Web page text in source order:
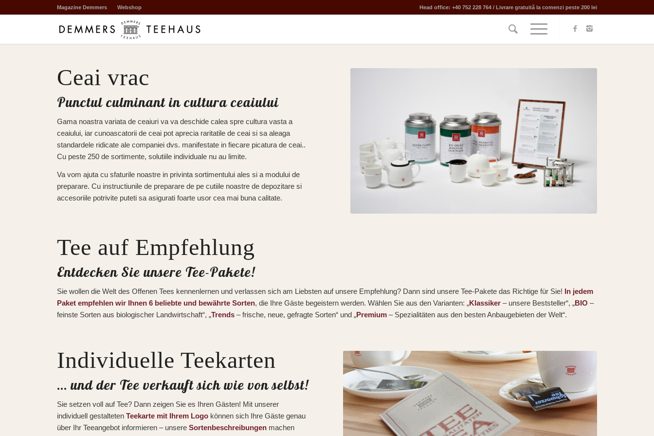
Magazine Demmers Webshop Head office: +40 752 228 764 / Livrare gratuită la comenzi peste 200 lei
Ceai vrac
Punctul culminant in cultura ceaiului
Gama noastra variata de ceaiuri va va deschide calea spre cultura vasta a
ceaiului, iar cunoascatorii de ceai pot aprecia raritatile de ceai si sa aleaga
standardele ridicate ale companiei dvs. manifestate in fiecare picatura de ceai..
Cu peste 250 de sortimente, solutiile individuale nu au limite.
Va vom ajuta cu sfaturile noastre in privinta sortimentului ales si a modului de
preparare. Cu instructiunile de preparare de pe cutiile noastre de depozitare si
accesoriile potrivite puteti sa asigurati foarte usor cea mai buna calitate.
Tee auf Empfehlung
Entdecken Sie unsere Tee-Pakete!
Sie wollen die Welt des Offenen Tees kennenlernen und verlassen sich am Liebsten auf unsere Empfehlung? Dann sind unsere Tee-Pakete das Richtige für Sie! In jedem
Paket empfehlen wir Ihnen 6 beliebte und bewährte Sorten, die Ihre Gäste begeistern werden. Wählen Sie aus den Varianten: „Klassiker – unsere Beststeller“, „BIO –
feinste Sorten aus biologischer Landwirtschaft“, „Trends – frische, neue, gefragte Sorten“ und „Premium – Spezialitäten aus den besten Anbaugebieten der Welt“.
Individuelle Teekarten
… und der Tee verkauft sich wie von selbst!
Sie setzen voll auf Tee? Dann zeigen Sie es Ihren Gästen! Mit unserer
individuell gestaltetenTeekarte mit Ihrem Logo können sich Ihre Gäste genau
über Ihr Teeangebot informieren – unsereSortenbeschreibungen machen